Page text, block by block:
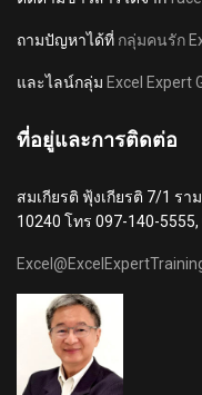
ถามปัญหาได้ที่ กลุ่มคนรัก
และไลน์กลุ่ม Excel Expert
ที่อยู่และการติดต่อ
สมเกียรติ ฟุ้งเกียรติ 7/1 ร
10240 โทร 097-140-5555,